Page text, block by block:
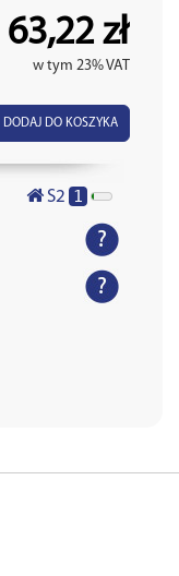
63,22 zł
w tym 23% VAT
DODAJ DO KOSZYKA
S2 1